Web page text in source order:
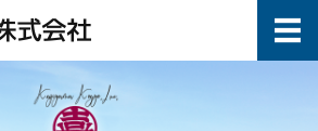
梶山工業株式会